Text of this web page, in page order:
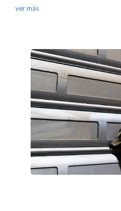
ver más